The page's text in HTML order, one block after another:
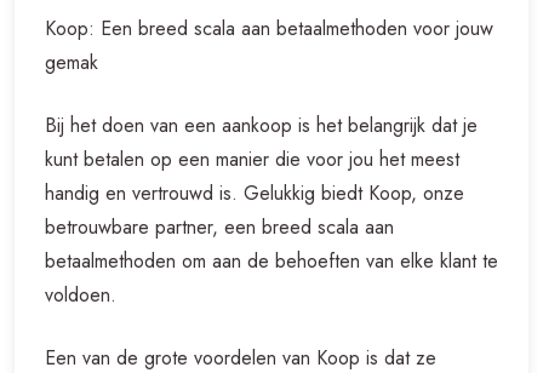
Koop: Een breed scala aan betaalmethoden voor jouw
gemak
Bij het doen van een aankoop is het belangrijk dat je
kunt betalen op een manier die voor jou het meest
handig en vertrouwd is. Gelukkig biedt Koop, onze
betrouwbare partner, een breed scala aan
betaalmethoden om aan de behoeften van elke klant te
voldoen.
Een van de grote voordelen van Koop is dat ze